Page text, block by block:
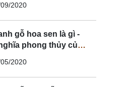
2020
gỗ hoa sen là gì -
phong thủy của
2020